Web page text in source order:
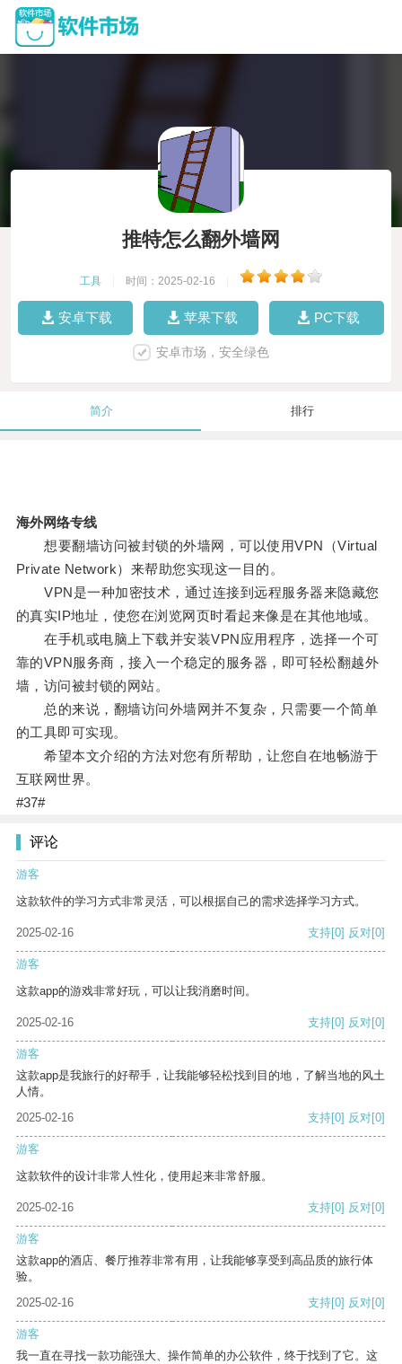
推特怎么翻外墙网
工具 时间：2025-02-16
安卓下载 苹果下载 PC下载
安卓市场，安全绿色
简介 排行
海外网络专线
想要翻墙访问被封锁的外墙网，可以使用VPN（Virtual
Private Network）来帮助您实现这一目的。
VPN是一种加密技术，通过连接到远程服务器来隐藏您
的真实IP地址，使您在浏览网页时看起来像是在其他地域。
在手机或电脑上下载并安装VPN应用程序，选择一个可
靠的VPN服务商，接入一个稳定的服务器，即可轻松翻越外
墙，访问被封锁的网站。
总的来说，翻墙访问外墙网并不复杂，只需要一个简单
的工具即可实现。
希望本文介绍的方法对您有所帮助，让您自在地畅游于
互联网世界。
#37#
评论
游客
这款软件的学习方式非常灵活，可以根据自己的需求选择学习方式。
2025-02-16 支持[0] 反对[0]
游客
这款app的游戏非常好玩，可以让我消磨时间。
2025-02-16 支持[0] 反对[0]
游客
这款app是我旅行的好帮手，让我能够轻松找到目的地，了解当地的风土
人情。
2025-02-16
支持[0] 反对[0]
游客
这款软件的设计非常人性化，使用起来非常舒服。
2025-02-16 支持[0] 反对[0]
游客
这款app的酒店、餐厅推荐非常有用，让我能够享受到高品质的旅行体
验。
2025-02-16
支持[0] 反对[0]
游客
我一直在寻找一款功能强大、操作简单的办公软件，终于找到了它。这